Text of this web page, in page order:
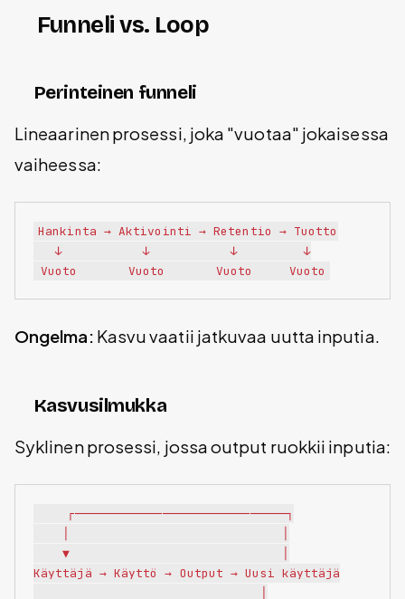
Funneli vs. Loop
Perinteinen funneli
Lineaarinen prosessi, joka "vuotaa" jokaisessa
vaiheessa:
Hankinta → Aktivointi → Retentio → Tuotto
   ↓           ↓           ↓         ↓
Ongelma: Kasvu vaatii jatkuvaa uutta inputia.
Kasvusilmukka
Syklinen prosessi, jossa output ruokkii inputia:
    ┌─────────────────────────────┐
    ▼                             │
Käyttäjä → Käyttö → Output → Uusi käyttäjä